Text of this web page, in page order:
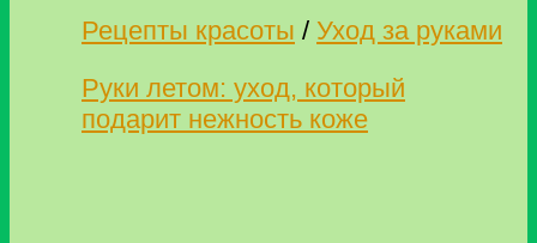
Рецепты красоты / Уход за руками
Руки летом: уход, который
подарит нежность коже